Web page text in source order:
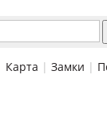
Карта | Замки |